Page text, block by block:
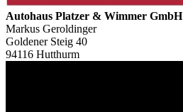
Autohaus Platzer & Wimmer GmbH
Markus Geroldinger
Goldener Steig 40
94116 Hutthurm